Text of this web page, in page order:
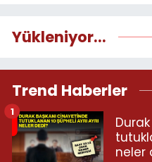
Yükleniyor...
Trend Haberler
neler
1